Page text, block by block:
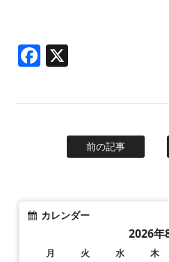
Facebook
前の記事
カレンダー
2026年
月 火 水 木